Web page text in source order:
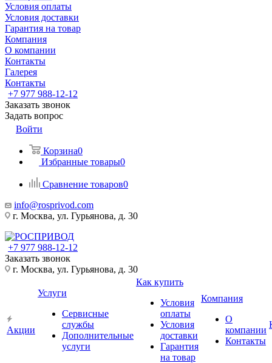
Условия оплаты
Условия доставки
Гарантия на товар
Компания
О компании
Контакты
Галерея
Контакты
+7 977 988-12-12
Заказать звонок
Задать вопрос
Войти
Корзина0
Избранные товары0
Сравнение товаров0
info@rosprivod.com
г. Москва, ул. Гурьянова, д. 30
+7 977 988-12-12
Заказать звонок
г. Москва, ул. Гурьянова, д. 30
Акции
Услуги
Сервисные
службы
Дополнительные
услуги
Как купить
Условия
оплаты
Условия
доставки
Гарантия
на товар
Компания
О
компании
Контакты